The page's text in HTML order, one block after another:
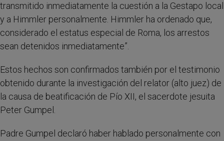
transmitido inmediatamente la cuestión a la Gestapo local
y a Himmler personalmente. Himmler ha ordenado que,
considerado el estatus especial de Roma, los arrestos
sean detenidos inmediatamente”.
Estos hechos son confirmados también por el testimonio
obtenido durante la investigación del relator (alto juez) de
la causa de beatificación de Pío XII, el sacerdote jesuita
Peter Gumpel.
Padre Gumpel declaró haber hablado personalmente con